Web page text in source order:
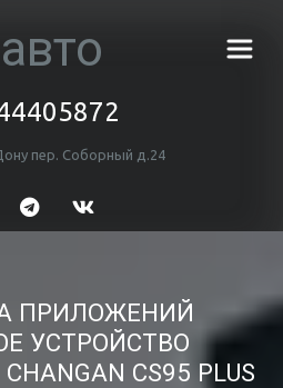
авто
пер. Соборный д.24
ПРИЛОЖЕНИЙ
УСТРОЙСТВО
CS95 PLUS